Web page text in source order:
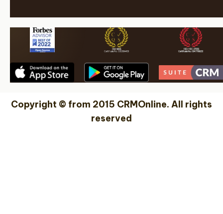
Copyright © from 2015 CRMOnline. All rights
reserved